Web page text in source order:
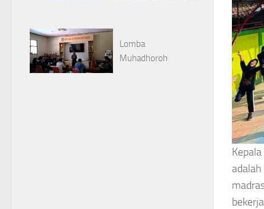
Lomba
Muhadhoroh